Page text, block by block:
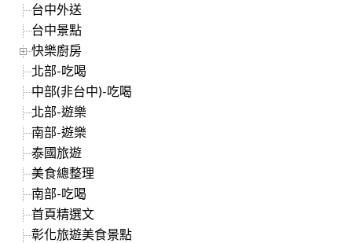
台中外送
台中景點
快樂廚房
北部-吃喝
中部(非台中)-吃喝
北部-遊樂
南部-遊樂
泰國旅遊
美食總整理
南部-吃喝
首頁精選文
彰化旅遊美食景點